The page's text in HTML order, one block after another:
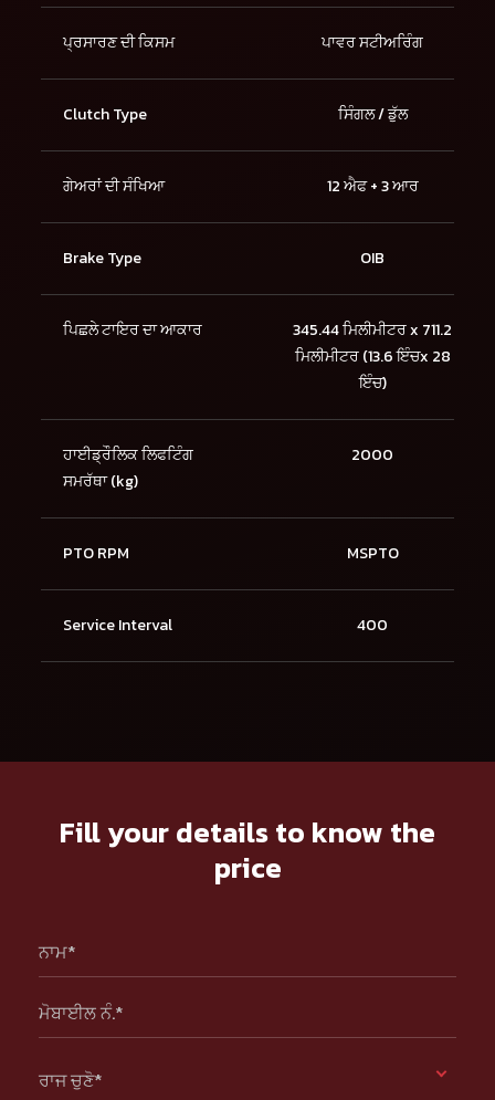
ਪ੍ਰਸਾਰਣ ਦੀ ਕਿਸਮ ਪਾਵਰ ਸਟੀਅਰਿੰਗ
Clutch Type ਸਿੰਗਲ / ਡੁੱਲ
ਗੇਅਰਾਂ ਦੀ ਸੰਖਿਆ 12 ਐਫ + 3 ਆਰ
Brake Type OIB
ਪਿਛਲੇ ਟਾਇਰ ਦਾ ਆਕਾਰ
345.44 ਮਿਲੀਮੀਟਰ x 711.2
ਮਿਲੀਮੀਟਰ (13.6 ਇੰਚx 28
ਇੰਚ)
ਹਾਈਡ੍ਰੌਲਿਕ ਲਿਫਟਿੰਗ
ਸਮਰੱਥਾ (kg)
2000
PTO RPM MSPTO
Service Interval 400
Fill your details to know the
price
ਨਾਮ*
ਮੋਬਾਈਲ ਨੰ.*
ਰਾਜ ਚੁਣੋ*